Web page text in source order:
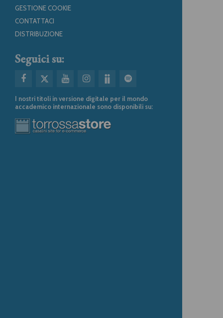
GESTIONE COOKIE
CONTATTACI
DISTRIBUZIONE
Seguici su:
I nostri titoli in versione digitale per il mondo
accademico internazionale sono disponibili su: